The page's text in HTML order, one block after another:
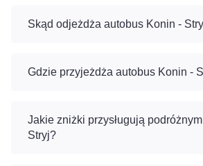
Skąd odjeżdża autobus Konin -
Gdzie przyjeżdża autobus Konin -
Jakie zniżki przysługują
Stryj?